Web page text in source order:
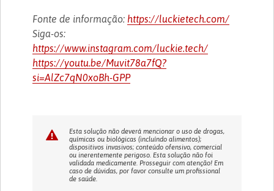
Fonte de informação: https://luckietech.com/
Siga-os:
https://www.instagram.com/luckie.tech/
https://youtu.be/Muvit78a7fQ?
si=AlZc7qN0xoBh-GPP
Esta solução não deverá mencionar o uso de drogas,
químicas ou biológicas (incluíndo alimentos);
dispositivos invasivos; conteúdo ofensivo, comercial
ou inerentemente perigoso. Esta solução não foi
validada medicamente. Prosseguir com atenção! Em
caso de dúvidas, por favor consulte um profissional
de saúde.